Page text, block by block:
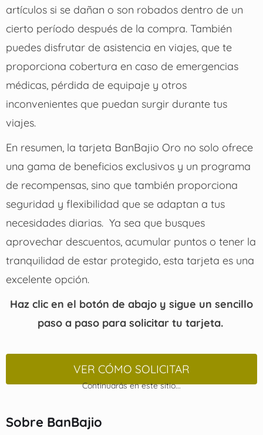
artículos si se dañan o son robados dentro de un
cierto período después de la compra. También
puedes disfrutar de asistencia en viajes, que te
proporciona cobertura en caso de emergencias
médicas, pérdida de equipaje y otros
inconvenientes que puedan surgir durante tus
viajes.
En resumen, la tarjeta BanBajio Oro no solo ofrece
una gama de beneficios exclusivos y un programa
de recompensas, sino que también proporciona
seguridad y flexibilidad que se adaptan a tus
necesidades diarias. Ya sea que busques
aprovechar descuentos, acumular puntos o tener la
tranquilidad de estar protegido, esta tarjeta es una
excelente opción.
Haz clic en el botón de abajo y sigue un sencillo
paso a paso para solicitar tu tarjeta.
VER CÓMO SOLICITAR
Continuarás en este sitio...
Sobre BanBajio